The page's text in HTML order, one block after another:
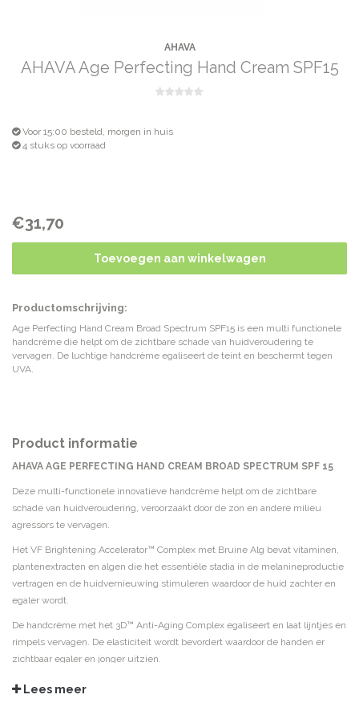
AHAVA
AHAVA Age Perfecting Hand Cream SPF15
Voor 15:00 besteld, morgen in huis
4 stuks op voorraad
€31,70
Toevoegen aan winkelwagen
Productomschrijving:
Age Perfecting Hand Cream Broad Spectrum SPF15 is een multi functionele
handcrème die helpt om de zichtbare schade van huidveroudering te
vervagen. De luchtige handcrème egaliseert de teint en beschermt tegen
UVA.
Product informatie
AHAVA AGE PERFECTING HAND CREAM BROAD SPECTRUM SPF 15
Deze multi-functionele innovatieve handcrème helpt om de zichtbare
schade van huidveroudering, veroorzaakt door de zon en andere milieu
agressors te vervagen.
Het VF Brightening Accelerator™ Complex met Bruine Alg bevat vitaminen,
plantenextracten en algen die het essentiële stadia in de melanineproductie
vertragen en de huidvernieuwing stimuleren waardoor de huid zachter en
egaler wordt.
De handcrème met het 3D™ Anti-Aging Complex egaliseert en laat lijntjes en
rimpels vervagen. De elasticiteit wordt bevordert waardoor de handen er
zichtbaar egaler en jonger uitzien.
GEBRUIKSADVIES
Lees meer